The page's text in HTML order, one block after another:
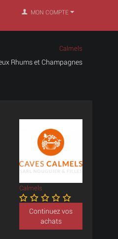
MON COMPTE
Calmels
Rhums et Champagnes
Calmels
Continuez vos
achats